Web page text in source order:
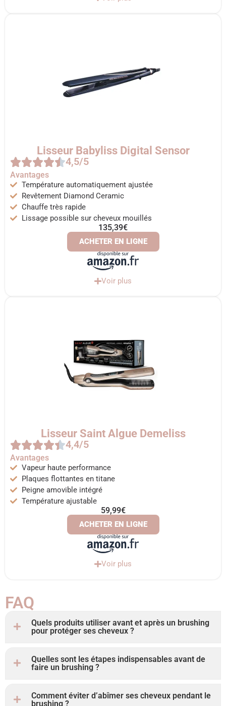
Lisseur Babyliss Digital Sensor
4,5/5
Avantages
Température automatiquement ajustée
Revêtement Diamond Ceramic
Chauffe très rapide
Lissage possible sur cheveux mouillés
135,39€
ACHETER EN LIGNE
Voir plus
Lisseur Saint Algue Demeliss
4,4/5
Avantages
Vapeur haute performance
Plaques flottantes en titane
Peigne amovible intégré
Température ajustable
59,99€
ACHETER EN LIGNE
Voir plus
FAQ ​
Quels produits utiliser avant et après un brushing
pour protéger ses cheveux ?
Quelles sont les étapes indispensables avant de
faire un brushing ?
Comment éviter d’abîmer ses cheveux pendant le
brushing ?